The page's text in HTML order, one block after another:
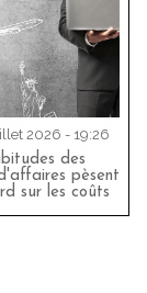
2026 - 19:26
des
pèsent
sur les coûts